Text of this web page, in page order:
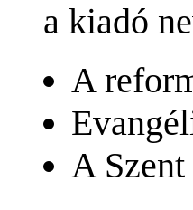
a kiadó
A
A